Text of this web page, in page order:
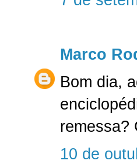
Marco
Bom dia,
remessa?
10 de